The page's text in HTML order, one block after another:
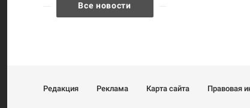
Все новости
Редакция Реклама Карта сайта Правовая